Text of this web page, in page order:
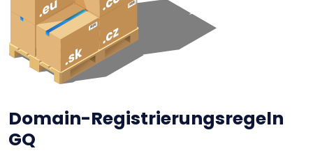
Domain-Registrierungsregeln
GQ